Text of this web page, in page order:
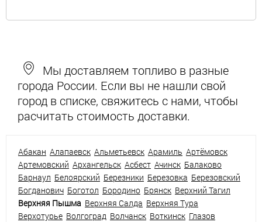
Мы доставляем топливо в разные
города России. Если вы не нашли свой
город в списке, свяжитесь с нами, чтобы
расчитать стоимость доставки.
Абакан Алапаевск Альметьевск Арамиль Артёмовск
Артемовский Архангельск Асбест Ачинск Балаково
Барнаул Белоярский Березники Березовка Березовский
Богданович Боготол Бородино Брянск Верхний Тагил
Верхняя Пышма Верхняя Салда Верхняя Тура
Верхотурье Волгоград Волчанск Воткинск Глазов